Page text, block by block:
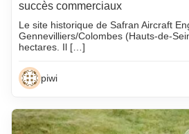
succès commerciaux
Le site historique de Safran Aircraft
Gennevilliers/Colombes (Hauts-de-
hectares. Il […]
piwi